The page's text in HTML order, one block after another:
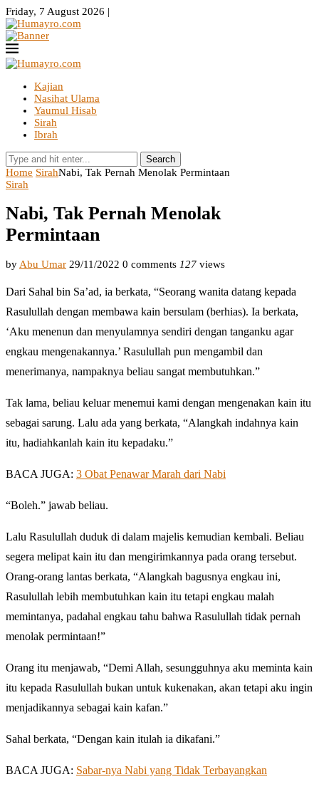
Friday, 7 August 2026 |
Kajian
Nasihat Ulama
Yaumul Hisab
Sirah
Ibrah
Search
Home SirahNabi, Tak Pernah Menolak Permintaan
Sirah
Nabi, Tak Pernah Menolak
Permintaan
by Abu Umar 29/11/2022 0 comments 127 views
Dari Sahal bin Sa’ad, ia berkata, “Seorang wanita datang kepada
Rasulullah dengan membawa kain bersulam (berhias). Ia berkata,
‘Aku menenun dan menyulamnya sendiri dengan tanganku agar
engkau mengenakannya.’ Rasulullah pun mengambil dan
menerimanya, nampaknya beliau sangat membutuhkan.”
Tak lama, beliau keluar menemui kami dengan mengenakan kain itu
sebagai sarung. Lalu ada yang berkata, “Alangkah indahnya kain
itu, hadiahkanlah kain itu kepadaku.”
BACA JUGA: 3 Obat Penawar Marah dari Nabi
“Boleh.” jawab beliau.
Lalu Rasulullah duduk di dalam majelis kemudian kembali. Beliau
segera melipat kain itu dan mengirimkannya pada orang tersebut.
Orang-orang lantas berkata, “Alangkah bagusnya engkau ini,
Rasulullah lebih membutuhkan kain itu tetapi engkau malah
memintanya, padahal engkau tahu bahwa Rasulullah tidak pernah
menolak permintaan!”
Orang itu menjawab, “Demi Allah, sesungguhnya aku meminta kain
itu kepada Rasulullah bukan untuk kukenakan, akan tetapi aku ingin
menjadikannya sebagai kain kafan.”
Sahal berkata, “Dengan kain itulah ia dikafani.”
BACA JUGA: Sabar-nya Nabi yang Tidak Terbayangkan